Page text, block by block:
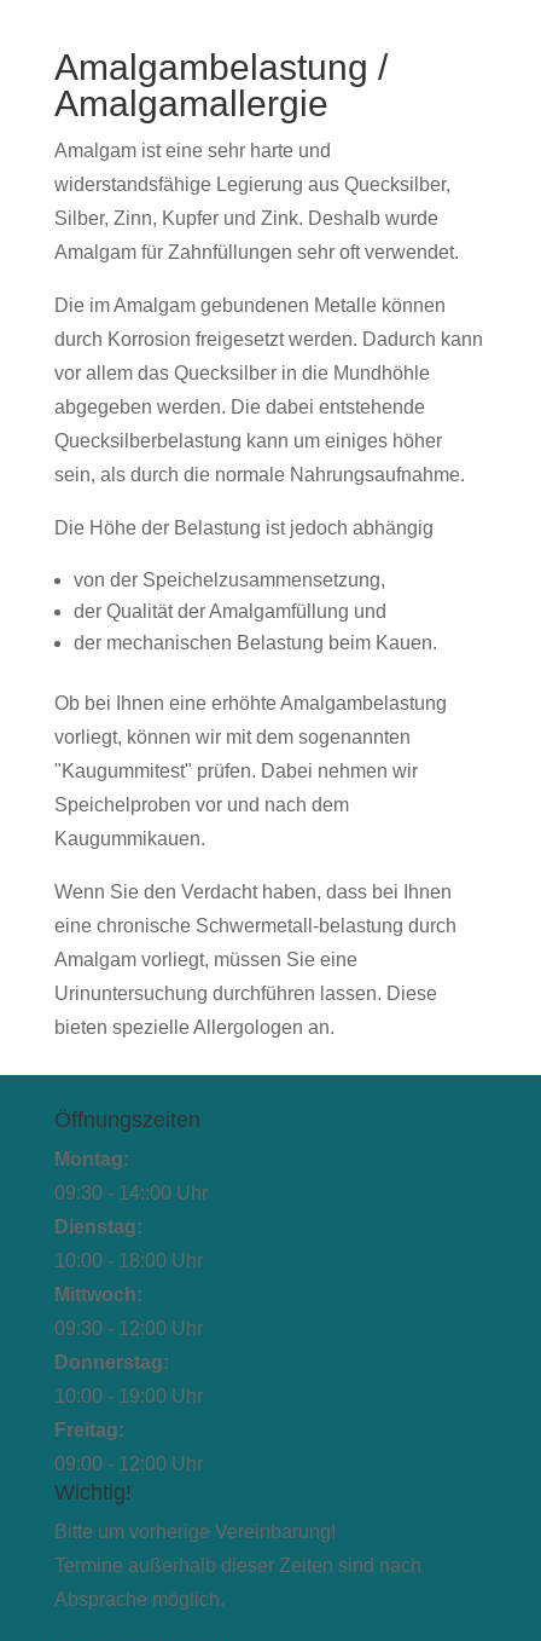
Amalgambelastung /
Amalgamallergie
Amalgam ist eine sehr harte und
widerstandsfähige Legierung aus Quecksilber,
Silber, Zinn, Kupfer und Zink. Deshalb wurde
Amalgam für Zahnfüllungen sehr oft verwendet.
Die im Amalgam gebundenen Metalle können
durch Korrosion freigesetzt werden. Dadurch kann
vor allem das Quecksilber in die Mundhöhle
abgegeben werden. Die dabei entstehende
Quecksilberbelastung kann um einiges höher
sein, als durch die normale Nahrungsaufnahme.
Die Höhe der Belastung ist jedoch abhängig
von der Speichelzusammensetzung,
der Qualität der Amalgamfüllung und
der mechanischen Belastung beim Kauen.
Ob bei Ihnen eine erhöhte Amalgambelastung
vorliegt, können wir mit dem sogenannten
"Kaugummitest" prüfen. Dabei nehmen wir
Speichelproben vor und nach dem
Kaugummikauen.
Wenn Sie den Verdacht haben, dass bei Ihnen
eine chronische Schwermetall-belastung durch
Amalgam vorliegt, müssen Sie eine
Urinuntersuchung durchführen lassen. Diese
bieten spezielle Allergologen an.
Öffnungszeiten
Montag:
09:30 - 14::00 Uhr
Dienstag:
10:00 - 18:00 Uhr
Mittwoch:
09:30 - 12:00 Uhr
Donnerstag:
10:00 - 19:00 Uhr
Freitag:
09:00 - 12:00 Uhr
Wichtig!
Bitte um vorherige Vereinbarung!
Termine außerhalb dieser Zeiten sind nach
Absprache möglich.